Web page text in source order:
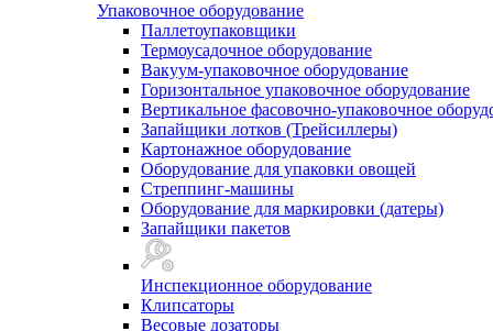
Упаковочное оборудование
Паллетоупаковщики
Термоусадочное оборудование
Вакуум-упаковочное оборудование
Горизонтальное упаковочное оборудование
Вертикальное фасовочно-упаковочное
Запайщики лотков (Трейсиллеры)
Картонажное оборудование
Оборудование для упаковки овощей
Стреппинг-машины
Оборудование для маркировки (датеры)
Запайщики пакетов
Инспекционное оборудование
Клипсаторы
Весовые дозаторы